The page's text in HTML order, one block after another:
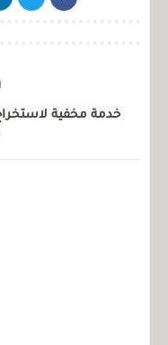
خدمة مخفية